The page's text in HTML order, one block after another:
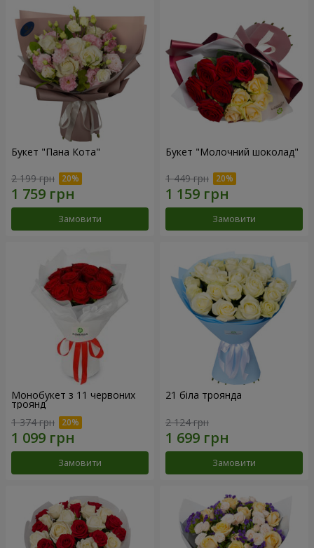
Букет "Пана Кота"
2 199 грн
Замовити
Букет "Молочний шоколад"
1 449 грн
Замовити
Монобукет з 11 червоних
троянд
1 374 грн
Замовити
21 біла троянда
2 124 грн
Замовити